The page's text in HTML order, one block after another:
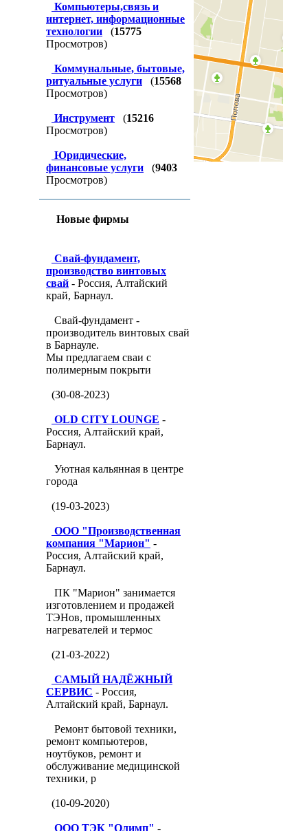
Компьютеры,связь и
интернет, информационные
технологии
(15775
Просмотров)
Коммунальные, бытовые,
ритуальные услуги
(15568
Просмотров)
Инструмент (15216
Просмотров)
Юридические,
финансовые услуги
(9403
Просмотров)
Новые фирмы
Свай-фундамент,
производство винтовых
свай - Россия, Алтайский
край, Барнаул.
Свай-фундамент -
производитель винтовых свай
в Барнауле.
Мы предлагаем сваи с
полимерным покрыти
(30-08-2023)
OLD CITY LOUNGE -
Россия, Алтайский край,
Барнаул.
Уютная кальянная в центре
города
(19-03-2023)
ООО "Производственная
компания "Марион" -
Россия, Алтайский край,
Барнаул.
ПК "Марион" занимается
изготовлением и продажей
ТЭНов, промышленных
нагревателей и термос
(21-03-2022)
САМЫЙ НАДЁЖНЫЙ
СЕРВИС - Россия,
Алтайский край, Барнаул.
Ремонт бытовой техники,
ремонт компьютеров,
ноутбуков, ремонт и
обслуживание медицинской
техники, р
(10-09-2020)
ООО ТЭК "Олимп" -